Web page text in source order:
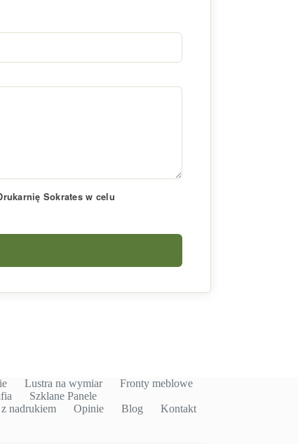
Sokrates w celu
Lustra na wymiar
Fronty meblowe
Szklane Panele
nadrukiem Opinie Blog Kontakt